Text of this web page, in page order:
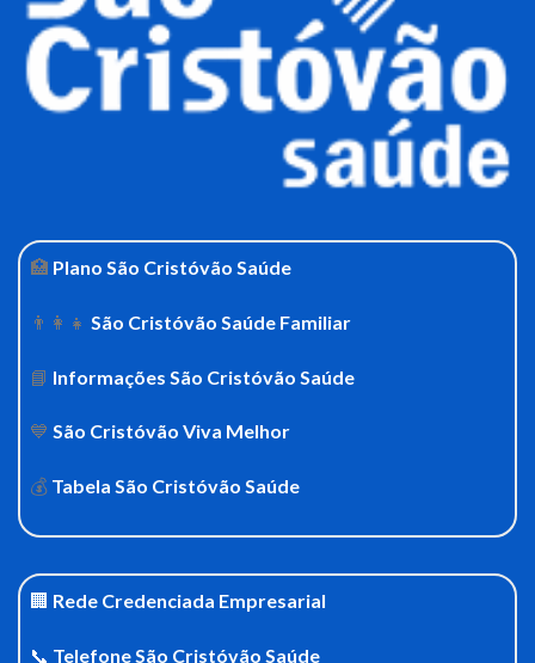
🏥 Plano São Cristóvão Saúde
👨‍👩‍👧 São Cristóvão Saúde Familiar
📘 Informações São Cristóvão Saúde
💙 São Cristóvão Viva Melhor
💰 Tabela São Cristóvão Saúde
🏢 Rede Credenciada Empresarial
📞 Telefone São Cristóvão Saúde